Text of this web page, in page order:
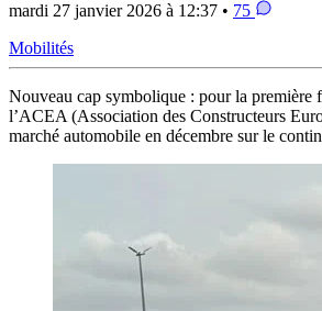
mardi 27 janvier 2026 à 12:37 • 75
Mobilités
Nouveau cap symbolique : pour la première
l’ACEA (Association des Constructeurs
marché automobile en décembre sur le